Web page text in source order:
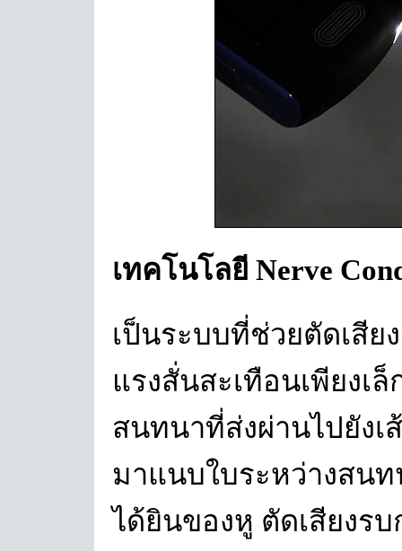
เทคโนโลยี Nerve
เป็นระบบที่ช่วยตัดเสีย
แรงสั่นสะเทือนเพียงเ
สนทนาที่ส่งผ่านไปยัง
มาแนบใบระหว่างสน
ได้ยินของหู ตัดเสียงร